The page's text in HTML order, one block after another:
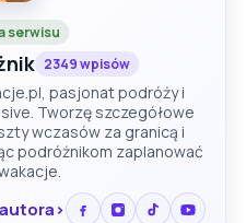
serwisu
2349 wpisów
pasjonat podróży i
Tworzę szczegółowe
wczasów za granicą i
podróżnikom zaplanować